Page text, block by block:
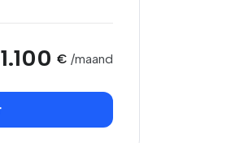
1.100 € /maand